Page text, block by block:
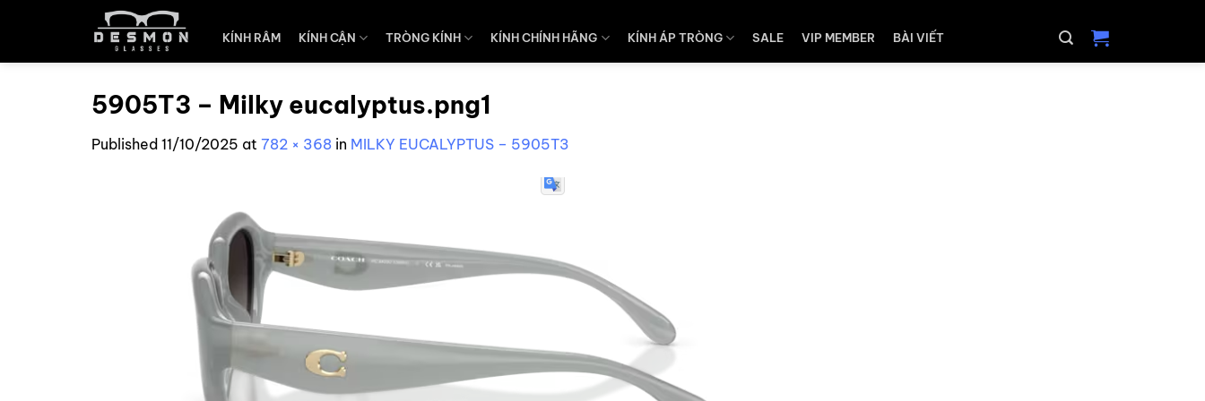
KÍNH RÂM KÍNH CẬN TRÒNG KÍNH KÍNH CHÍNH HÃNG KÍNH ÁP TRÒNG SALE VIP MEMBER BÀI VIẾT
5905T3 – Milky eucalyptus.png1
Published 11/10/2025 at 782 × 368 in MILKY EUCALYPTUS – 5905T3